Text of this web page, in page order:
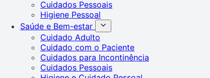
Cuidados Pessoais
Higiene Pessoal
Saúde e Bem-estar
Cuidado Adulto
Cuidado com o Paciente
Cuidados para Incontinência
Cuidados Pessoais